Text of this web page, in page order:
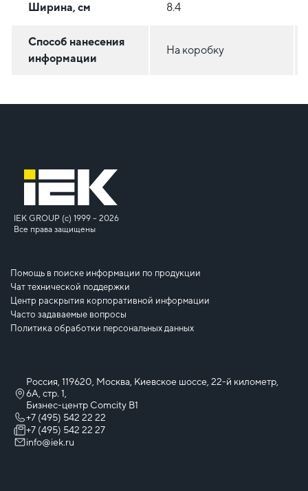
Ширина, см 8.4
Способ нанесения
информации
На коробку
IEK GROUP (c) 1999 – 2026
Все права защищены
Помощь в поиске информации по продукции
Чат технической поддержки
Центр раскрытия корпоративной информации
Часто задаваемые вопросы
Политика обработки персональных данных
Россия, 119620, Москва, Киевское шоссе, 22-й километр,
6А, стр. 1,
Бизнес-центр Comcity B1
+7 (495) 542 22 22
+7 (495) 542 22 27
info@iek.ru